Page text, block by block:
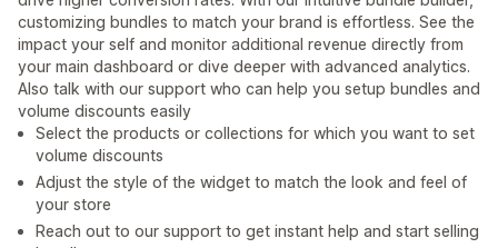
customizing bundles to match your brand is effortless. See the
impact your self and monitor additional revenue directly from
your main dashboard or dive deeper with advanced analytics.
Also talk with our support who can help you setup bundles and
volume discounts easily
Select the products or collections for which you want to set
volume discounts
Adjust the style of the widget to match the look and feel of
your store
Reach out to our support to get instant help and start selling